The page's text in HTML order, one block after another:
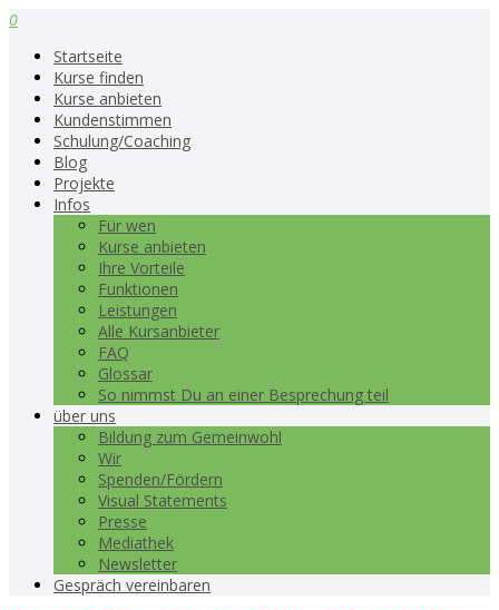
0
Startseite
Kurse finden
Kurse anbieten
Kundenstimmen
Schulung/Coaching
Blog
Projekte
Infos
Für wen
Kurse anbieten
Ihre Vorteile
Funktionen
Leistungen
Alle Kursanbieter
FAQ
Glossar
So nimmst Du an einer Besprechung teil
über uns
Bildung zum Gemeinwohl
Wir
Spenden/Fördern
Visual Statements
Presse
Mediathek
Newsletter
Gespräch vereinbaren